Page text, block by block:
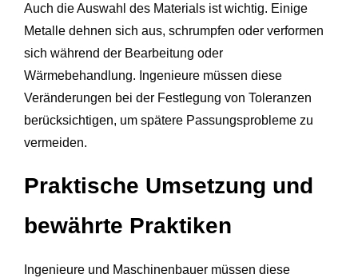
Auch die Auswahl des Materials ist wichtig. Einige
Metalle dehnen sich aus, schrumpfen oder verformen
sich während der Bearbeitung oder
Wärmebehandlung. Ingenieure müssen diese
Veränderungen bei der Festlegung von Toleranzen
berücksichtigen, um spätere Passungsprobleme zu
vermeiden.
Praktische Umsetzung und
bewährte Praktiken
Ingenieure und Maschinenbauer müssen diese